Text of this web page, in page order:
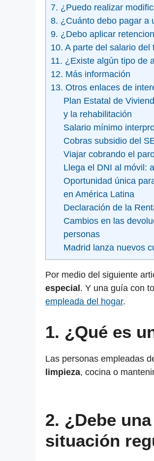
7. ¿Puedo realizar
8. ¿Cuánto debo pagar a
9. ¿Debo aplicar
10. A parte del salario
11. ¿Existe algún tipo de
12. Más información
13. Otros enlaces de
Plan Estatal de
y la rehabilitación
Salario mínimo
Cobras subsidio del
Viajar cobrando el
Llega el DNI al móvil:
Oportunidad única
en América Latina
Declaración de la
Cambios en las
personas
Madrid lanza nuevos
Por medio del siguiente
especial . Y una guía con
empleada del hogar.
1. ¿Qué es
Las personas empleadas
limpieza, cocina o
2. ¿Debe
situación